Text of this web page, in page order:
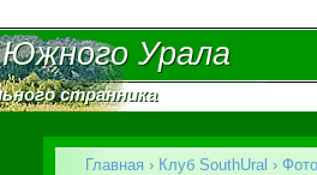
Урала
Урала
странника
странника
Главная › Клуб SouthUral ›